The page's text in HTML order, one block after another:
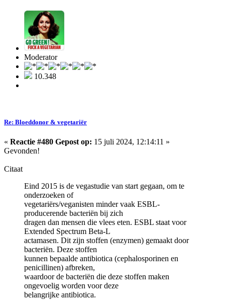
Moderator
10.348
Re: Bloeddonor & vegetariër
« Reactie #480 Gepost op: 15 juli 2024, 12:14:11 »
Gevonden!
Citaat
Eind 2015 is de vegastudie van start gegaan, om te
onderzoeken of
vegetariërs/veganisten minder vaak ESBL-
producerende bacteriën bij zich
dragen dan mensen die vlees eten. ESBL staat voor
Extended Spectrum Beta-L
actamasen. Dit zijn stoffen (enzymen) gemaakt door
bacteriën. Deze stoffen
kunnen bepaalde antibiotica (cephalosporinen en
penicillinen) afbreken,
waardoor de bacteriën die deze stoffen maken
ongevoelig worden voor deze
belangrijke antibiotica.